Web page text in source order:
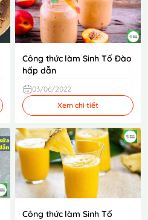
Công thức làm Sinh Tố Đào
hấp dẫn
03/06/2022
Xem chi tiết
Công thức làm Sinh Tố